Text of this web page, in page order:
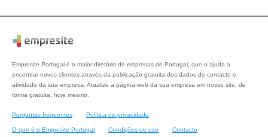
Empresite Portugal é o maior diretório de empresas de Portugal, que o ajuda a
encontrar novos clientes através da publicação gratuita dos dados de contacto e
atividade da sua empresa. Atualize a página web da sua empresa em nosso site, de
forma gratuita, hoje mesmo.
Perguntas frequentes Política de privacidade
O que é o Empresite Portugal Condições de uso Contacto